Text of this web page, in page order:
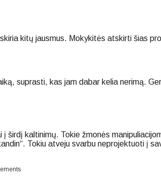
kitų jausmus. Mokykitės atskirti šias
suprasti, kas jam dabar kelia nerimą.
kaltinimų. Tokie žmonės
Tokiu atveju svarbu neprojektuoti į